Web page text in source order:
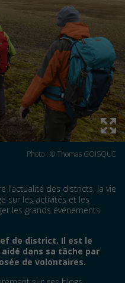
Photo : © Thomas GOISQUE
l’actualité des districts, la vie
sur les activités et les
les grands événements
de district. Il est le
dans sa tâche par
de volontaires.